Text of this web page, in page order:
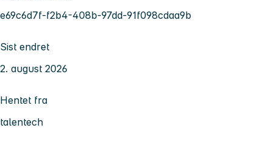
e69c6d7f-f2b4-408b-97dd-91f098cdaa9b
Sist endret
2. august 2026
Hentet fra
talentech